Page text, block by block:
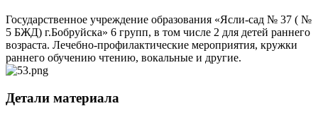
Государственное учреждение образования «Ясли-сад № 37 ( №
5 БЖД) г.Бобруйска» 6 групп, в том числе 2 для детей раннего
возраста. Лечебно-профилактические мероприятия, кружки
раннего обучению чтению, вокальные и другие.
Детали материала